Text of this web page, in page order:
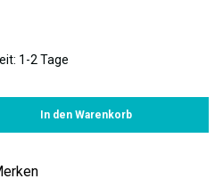
1-2 Tage
In den Warenkorb